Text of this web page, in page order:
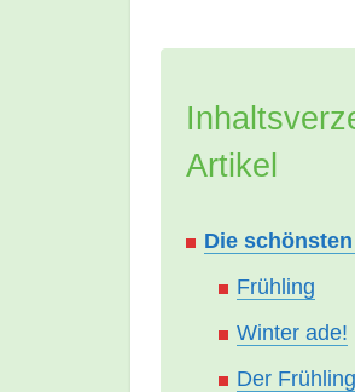
Artikel
Die
Frühling
Winter ade!
Der Frühling